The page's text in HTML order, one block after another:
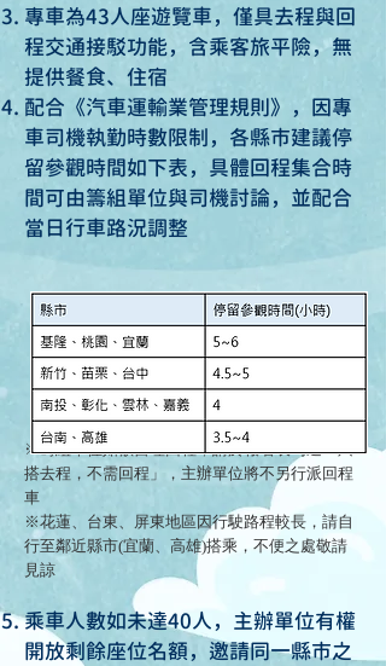
專車為43人座遊覽車，僅具去程與回
程交通接駁功能，含乘客旅平險，無
提供餐食、住宿
配合《汽車運輸業管理規則》，因專
車司機執勤時數限制，各縣市建議停
留參觀時間如下表，具體回程集合時
間可由籌組單位與司機討論，並配合
當日行車路況調整
※籌組單位如欲自理回程，請於報名表勾選「只
搭去程，不需回程」，主辦單位將不另行派回程
車
※花蓮、台東、屏東地區因行駛路程較長，請自
行至鄰近縣市(宜蘭、高雄)搭乘，不便之處敬請
見諒
乘車人數如未達40人，主辦單位有權
開放剩餘座位名額，邀請同一縣市之